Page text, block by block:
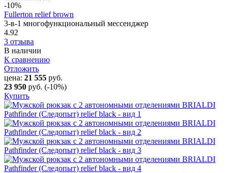
-10%
Fullerton relief brown
3-в-1 многофункциональный мессенджер
4.92
3 отзыва
В наличии
К сравнению
Отложить
цена: 21 555 руб.
23 950 руб. (-10%)
Купить